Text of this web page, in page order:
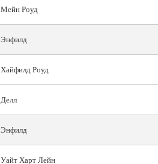
Мейн Роуд
Энфилд
Хайфилд Роуд
Делл
Энфилд
Уайт Харт Лейн